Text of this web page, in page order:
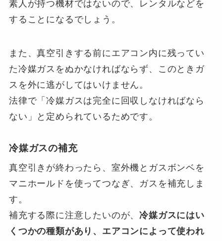
素人が持つ機材ではないので、レンタルなどを
することになるでしょう。
また、真空引きする前にエアコン内に残ってい
た冷媒ガスをぬかなければならず、このときガ
スを外に逃がしてはいけません。
法律で「冷媒ガスは完全に回収しなければなら
ない」と定められているためです。
冷媒ガスの補充
真空引きが終わったら、室外機とガスボンベを
マニホールドを使ってつなぎ、ガスを補充しま
す。
補充する際に注意したいのが、冷媒ガスにはい
くつかの種類があり、エアコンによって使われ